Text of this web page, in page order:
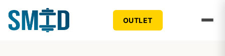
OUTLET